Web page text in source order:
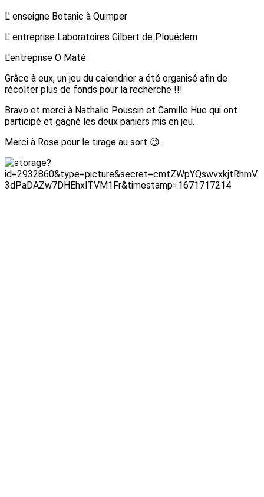
L' enseigne Botanic à Quimper
L' entreprise Laboratoires Gilbert de Plouédern
L'entreprise O Maté
Grâce à eux, un jeu du calendrier a été organisé afin de
récolter plus de fonds pour la recherche !!!
Bravo et merci à Nathalie Poussin et Camille Hue qui ont
participé et gagné les deux paniers mis en jeu.
Merci à Rose pour le tirage au sort 😉.